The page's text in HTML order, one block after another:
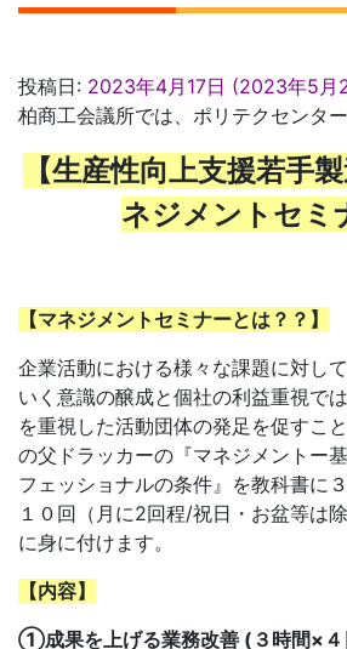
投稿日: 2023年4月17日 (2023年5月
柏商工会議所では、ポリテクセンタ
【生産性向上支援若手
ネジメントセミ
【マネジメントセミナーとは？？】
企業活動における様々な課題に対し
いく意識の醸成と個社の利益重視で
を重視した活動団体の発足を促すこ
の父ドラッカーの『マネジメントー
フェッショナルの条件』を教科書に
１０回（月に2回程/祝日・お盆等は
に身に付けます。
【内容】
①成果を上げる業務改善 (３時間×